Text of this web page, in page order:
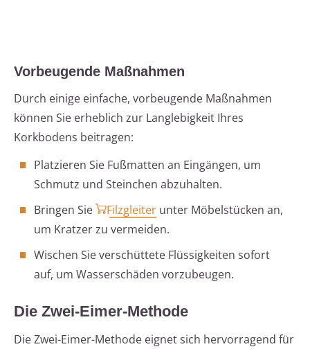
Vorbeugende Maßnahmen
Durch einige einfache, vorbeugende Maßnahmen
können Sie erheblich zur Langlebigkeit Ihres
Korkbodens beitragen:
Platzieren Sie Fußmatten an Eingängen, um
Schmutz und Steinchen abzuhalten.
Bringen Sie
Filzgleiter unter Möbelstücken an,
um Kratzer zu vermeiden.
Wischen Sie verschüttete Flüssigkeiten sofort
auf, um Wasserschäden vorzubeugen.
Die Zwei-Eimer-Methode
Die Zwei-Eimer-Methode eignet sich hervorragend für